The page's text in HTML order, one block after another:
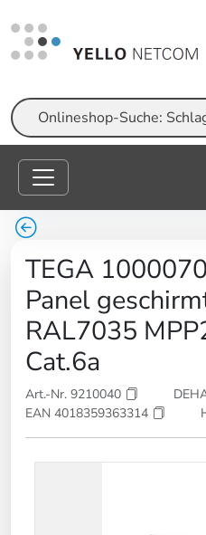
Suche
TEGA
Panel
RAL7035
Cat.6a
Art.-Nr. 9210040
EAN 4018359363314